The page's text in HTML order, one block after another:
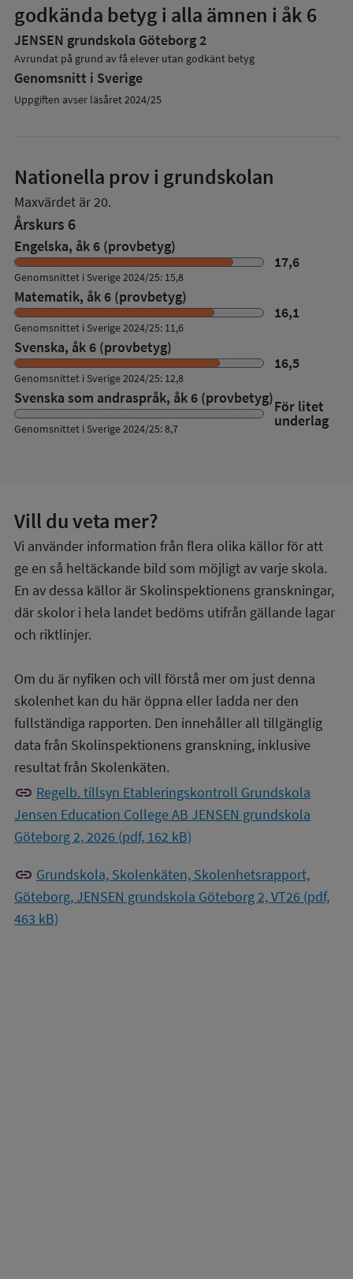
godkända betyg i alla ämnen i åk 6
JENSEN grundskola Göteborg 2
Avrundat på grund av få elever utan godkänt betyg
Genomsnitt i Sverige
Uppgiften avser läsåret 2024/25
Nationella prov i grundskolan
Maxvärdet är 20.
Årskurs 6
Engelska, åk 6 (provbetyg)
17,6
Genomsnittet i Sverige 2024/25: 15,8
Matematik, åk 6 (provbetyg)
16,1
Genomsnittet i Sverige 2024/25: 11,6
Svenska, åk 6 (provbetyg)
16,5
Genomsnittet i Sverige 2024/25: 12,8
Svenska som andraspråk, åk 6 (provbetyg)För litet
underlag
Genomsnittet i Sverige 2024/25: 8,7
Vill du veta mer?
Vi använder information från flera olika källor för att
ge en så heltäckande bild som möjligt av varje skola.
En av dessa källor är Skolinspektionens granskningar,
där skolor i hela landet bedöms utifrån gällande lagar
och riktlinjer.
Om du är nyfiken och vill förstå mer om just denna
skolenhet kan du här öppna eller ladda ner den
fullständiga rapporten. Den innehåller all tillgänglig
data från Skolinspektionens granskning, inklusive
resultat från Skolenkäten.
link Regelb. tillsyn Etableringskontroll Grundskola
Jensen Education College AB JENSEN grundskola
Göteborg 2, 2026 (pdf, 162 kB)
link Grundskola, Skolenkäten, Skolenhetsrapport,
Göteborg, JENSEN grundskola Göteborg 2, VT26 (pdf,
463 kB)